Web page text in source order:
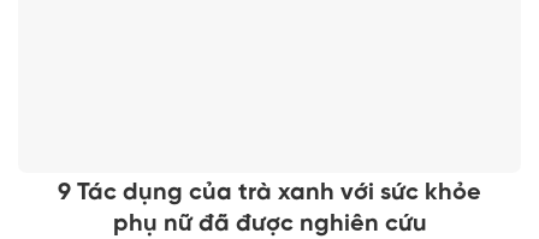
9 Tác dụng của trà xanh với sức khỏe
phụ nữ đã được nghiên cứu